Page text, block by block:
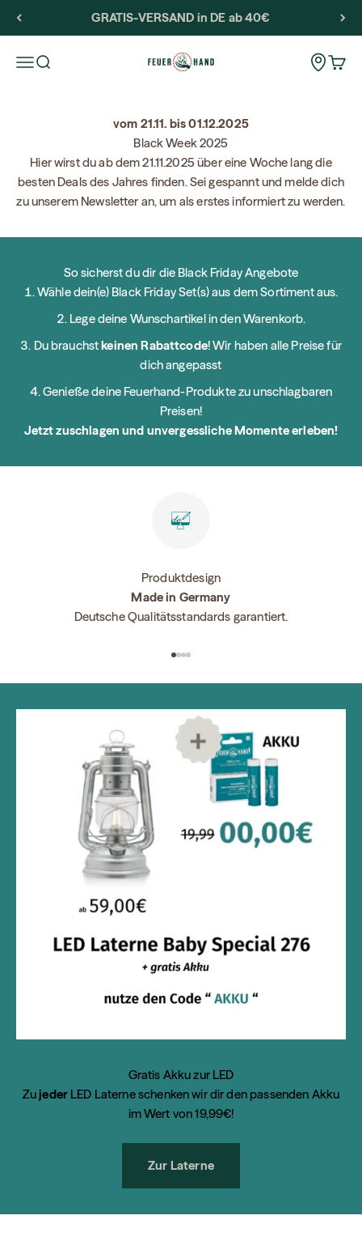
GRATIS-VERSAND in DE ab 40€
Open navigation menu
Open search Feuerhand Open
vom 21.11. bis 01.12.2025
Black Week 2025
Hier wirst du ab dem 21.11.2025 über eine Woche lang die
besten Deals des Jahres finden. Sei gespannt und melde dich
zu unserem Newsletter an, um als erstes informiert zu werden.
So sicherst du dir die Black Friday Angebote
Wähle dein(e) Black Friday Set(s) aus dem Sortiment aus.
Lege deine Wunschartikel in den Warenkorb.
Du brauchstkeinen Rabattcode! Wir haben alle Preise für
dich angepasst
Genieße deine Feuerhand-Produkte zu unschlagbaren
Preisen!
Jetzt zuschlagen und unvergessliche Momente erleben!
Produktdesign
Made in Germany
Deutsche Qualitätsstandards garantiert.
Gratis Akku zur LED
Zujeder LED Laterne schenken wir dir den passenden Akku
im Wert von 19,99€!
Zur Laterne